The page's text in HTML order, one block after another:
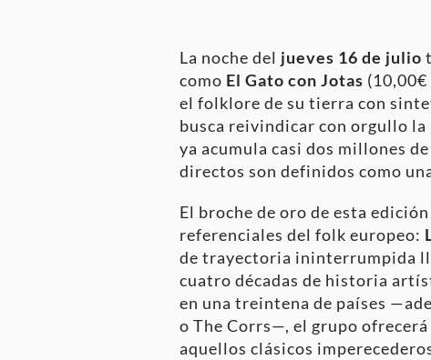
La noche del jueves 16 de julio
como El Gato con Jotas
el folklore de su tierra con
busca reivindicar con orgullo
ya acumula casi dos millones
directos son definidos como
El broche de oro de esta
referenciales del folk europeo:
de trayectoria ininterrumpida
cuatro décadas de historia
en una treintena de países
o The Corrs—, el grupo
aquellos clásicos